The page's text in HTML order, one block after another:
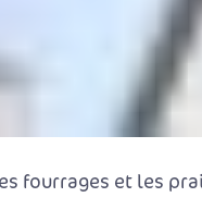
fourrages et les